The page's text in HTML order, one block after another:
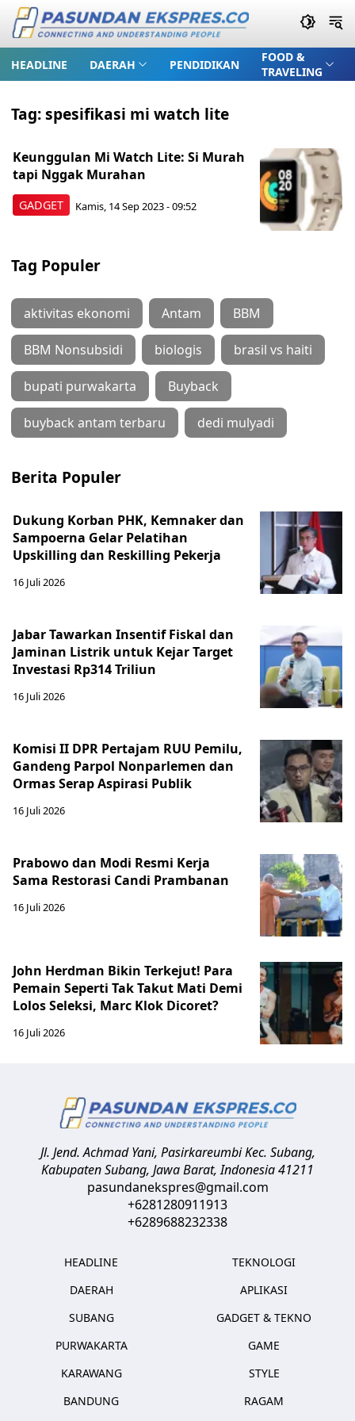
HEADLINE DAERAH PENDIDIKAN
FOOD &
TRAVELING
Tag:spesifikasi mi watch lite
GADGET
Keunggulan Mi Watch Lite: Si Murah
tapi Nggak Murahan
Kamis, 14 Sep 2023 - 09:52
Tag Populer
aktivitas ekonomi Antam BBM
BBM Nonsubsidi biologis brasil vs haiti
bupati purwakarta Buyback
buyback antam terbaru dedi mulyadi
Berita Populer
Dukung Korban PHK, Kemnaker dan
Sampoerna Gelar Pelatihan
Upskilling dan Reskilling Pekerja
16 Juli 2026
Jabar Tawarkan Insentif Fiskal dan
Jaminan Listrik untuk Kejar Target
Investasi Rp314 Triliun
16 Juli 2026
Komisi II DPR Pertajam RUU Pemilu,
Gandeng Parpol Nonparlemen dan
Ormas Serap Aspirasi Publik
16 Juli 2026
Prabowo dan Modi Resmi Kerja
Sama Restorasi Candi Prambanan
16 Juli 2026
John Herdman Bikin Terkejut! Para
Pemain Seperti Tak Takut Mati Demi
Lolos Seleksi, Marc Klok Dicoret?
16 Juli 2026
Jl. Jend. Achmad Yani, Pasirkareumbi Kec. Subang,
Kabupaten Subang, Jawa Barat,Indonesia41211
pasundanekspres@gmail.com
+6281280911913
+6289688232338
HEADLINE
DAERAH
SUBANG
PURWAKARTA
KARAWANG
BANDUNG
TEKNOLOGI
APLIKASI
GADGET & TEKNO
GAME
STYLE
RAGAM